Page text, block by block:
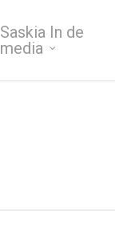
Saskia In de
media